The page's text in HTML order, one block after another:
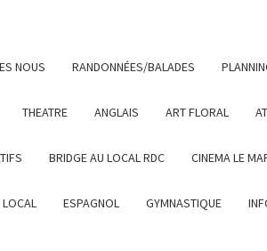
NOUS RANDONNÉES/BALADES
THEATRE ANGLAIS ART FLORAL
BRIDGE AU LOCAL RDC CINEMA LE
LOCAL ESPAGNOL GYMNASTIQUE